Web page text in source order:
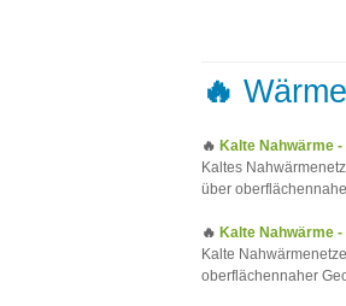
🔥 Wärme
🔥 Kalte Nahwärme
Kaltes
über
🔥 Kalte Nahwärme
Kalte
oberflächennaher